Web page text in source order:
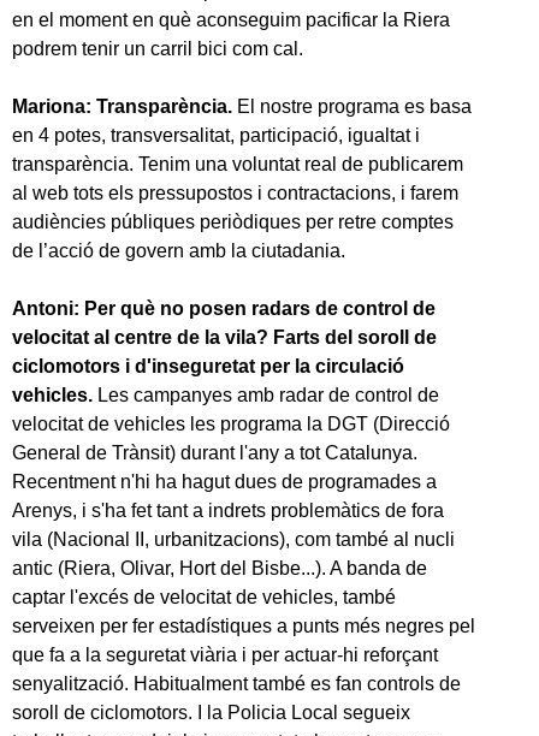
en el moment en què aconseguim pacificar la Riera
podrem tenir un carril bici com cal.
Mariona: Transparència. El nostre programa es basa
en 4 potes, transversalitat, participació, igualtat i
transparència. Tenim una voluntat real de publicarem
al web tots els pressupostos i contractacions, i farem
audiències públiques periòdiques per retre comptes
de l’acció de govern amb la ciutadania.
Antoni: Per què no posen radars de control de
velocitat al centre de la vila? Farts del soroll de
ciclomotors i d'inseguretat per la circulació
vehicles. Les campanyes amb radar de control de
velocitat de vehicles les programa la DGT (Direcció
General de Trànsit) durant l'any a tot Catalunya.
Recentment n'hi ha hagut dues de programades a
Arenys, i s'ha fet tant a indrets problemàtics de fora
vila (Nacional II, urbanitzacions), com també al nucli
antic (Riera, Olivar, Hort del Bisbe...). A banda de
captar l'excés de velocitat de vehicles, també
serveixen per fer estadístiques a punts més negres pel
que fa a la seguretat viària i per actuar-hi reforçant
senyalització. Habitualment també es fan controls de
soroll de ciclomotors. I la Policia Local segueix